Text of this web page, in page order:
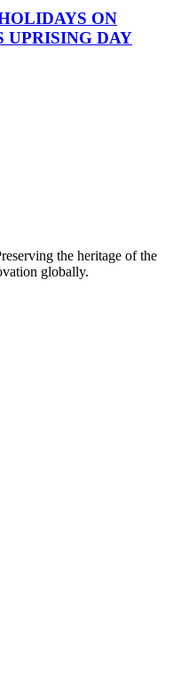
ON
UPRISING DAY
the heritage of the
globally.